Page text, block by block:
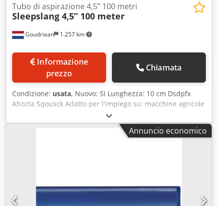
Goudriaan 1.257 km
Tubo di aspirazione 4,5” 100 metri
Sleepslang 4,5” 100 meter
prezzo
Chiamata
Condizione: usata, Nuovo: Sì Lunghezza: 10 cm Dsdpfx
Ahozta Sqousck Adatto per l'impiego su: macchine agricole
Annuncio economico